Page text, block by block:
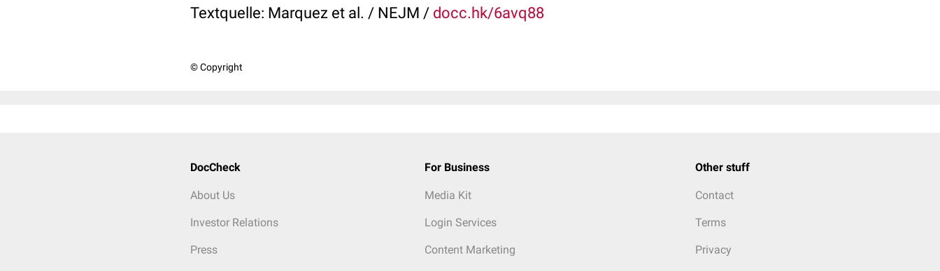
Textquelle: Marquez et al. / NEJM / docc.hk/6avq88
© Copyright
DocCheck
About Us
Investor Relations
Press
For Business
Media Kit
Login Services
Content Marketing
Other stuff
Contact
Terms
Privacy